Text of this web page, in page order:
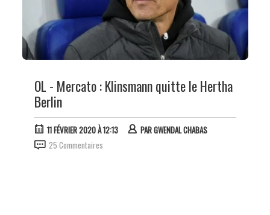
OL - Mercato : Klinsmann quitte le Hertha
Berlin
11 FÉVRIER 2020 À 12:13 PARGWENDAL CHABAS
25 Commentaires